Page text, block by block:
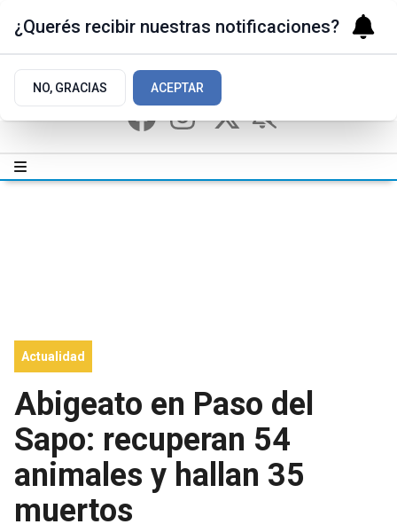
Actualidad
Abigeato en Paso del
Sapo: recuperan 54
animales y hallan 35
muertos
¿Querés recibir nuestras notificaciones?
NO, GRACIAS ACEPTAR